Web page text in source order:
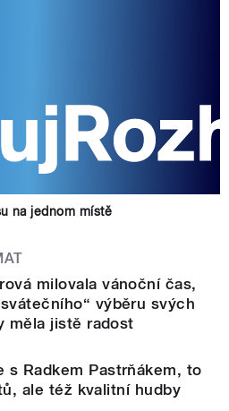
na jednom místě
milovala vánoční čas,
výběru svých
měla jistě radost
s Radkem Pastrňákem, to
ale též kvalitní hudby